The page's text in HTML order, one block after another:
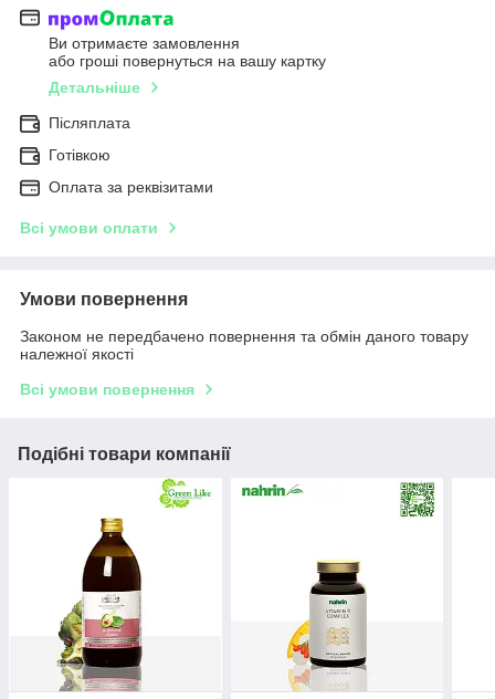
Ви отримаєте замовлення
або гроші повернуться на вашу картку
Детальніше
Післяплата
Готівкою
Оплата за реквізитами
Всі умови оплати
Умови повернення
Законом не передбачено повернення та обмін даного товару
належної якості
Всі умови повернення
Подібні товари компанії